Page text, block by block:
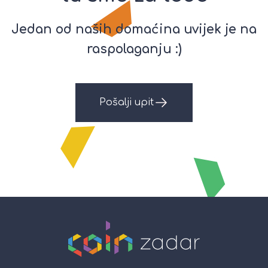
Jedan od naših domaćina uvijek je na
raspolaganju :)
Pošalji upit